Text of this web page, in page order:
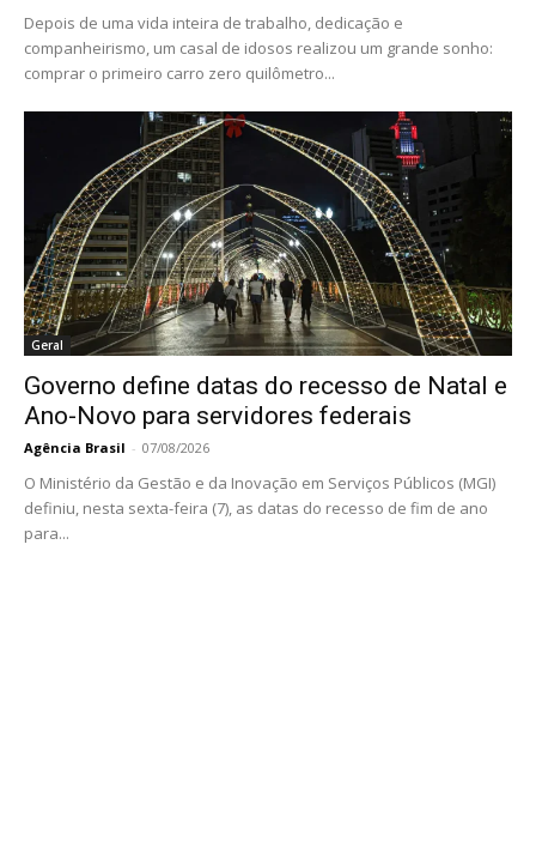
Depois de uma vida inteira de trabalho, dedicação e
companheirismo, um casal de idosos realizou um grande sonho:
comprar o primeiro carro zero quilômetro...
Geral
Governo define datas do recesso de Natal e
Ano-Novo para servidores federais
Agência Brasil - 07/08/2026
O Ministério da Gestão e da Inovação em Serviços Públicos (MGI)
definiu, nesta sexta-feira (7), as datas do recesso de fim de ano
para...